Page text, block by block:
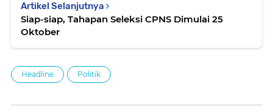
Artikel Selanjutnya
Siap-siap, Tahapan Seleksi CPNS Dimulai 25
Oktober
Headline Politik